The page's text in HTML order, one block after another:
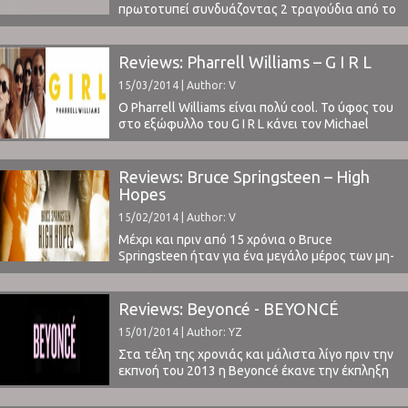
πρωτοτυπεί συνδυάζοντας 2 τραγούδια από το
πρόσφατο άλμπουμ τους.
Reviews: Pharrell Williams – G I R L
15/03/2014 | Author: V
Ο Pharrell Williams είναι πολύ cool. Το ύφος του
στο εξώφυλλο του G I R L κάνει τον Michael
Corleone να μοιάζει με παιδάκι που παίζει με
κούκλες.Και πώς να μην είναι τόσο cool?
Έχοντας περάσει ένα μεγάλο μέρος του 2013
στις υψηλές θέσεις των charts με τις
συμμετοχές του στα δύο ίσως σημαντικότερα
...
Reviews: Bruce Springsteen – High
Hopes
15/02/2014 | Author: V
Μέχρι και πριν από 15 χρόνια ο Bruce
Springsteen ήταν για ένα μεγάλο μέρος των μη-
Αμερικανών μουσικόφιλων “αυτός ο τύπος που
λέει το Born In The USA”. Και εμείς μάταια
προσπαθούσαμε να πείσουμε τους γύρω μας
ότι έχει βγάλει αριστουργήματα. Έφευγε το
ενδιαφέρον όταν λέγαμε πως το Born In The ...
Reviews: Beyoncé - BEYONCÉ
15/01/2014 | Author: YZ
Στα τέλη της χρονιάς και μάλιστα λίγο πριν την
εκπνοή του 2013 η Beyoncé έκανε την έκπληξη
κυκλοφορώντας τη νέα της δουλειά μέσω
iTunes σε ψηφιακή μορφή. Η παραγωγή έγινε με